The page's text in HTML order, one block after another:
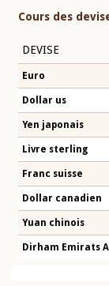
Cours des
DEVISE
Euro
Dollar us
Yen japonais
Livre sterling
Franc suisse
Dollar canadien
Yuan chinois
Dirham Emirats